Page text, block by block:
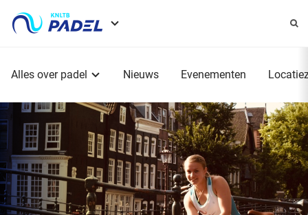
Alles over padel Nieuws Evenementen